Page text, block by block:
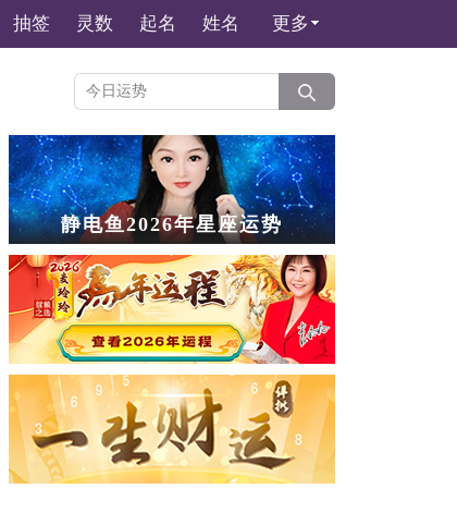
抽签 灵数 起名 姓名 更多
静电鱼2026年星座运势